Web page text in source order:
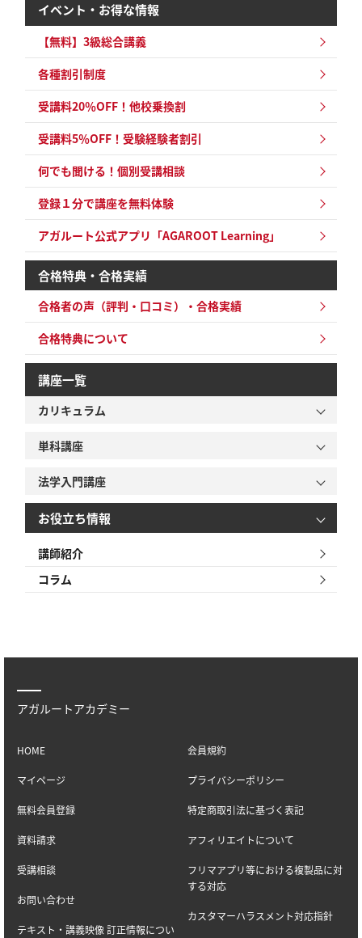
イベント・お得な情報
【無料】3級総合講義
各種割引制度
受講料20％OFF！他校乗換割
受講料5％OFF！ 受験経験者割引
何でも聞ける！個別受講相談
登録１分で講座を無料体験
アガルート公式アプリ「AGAROOT Learning」
合格特典・合格実績
合格者の声（評判・口コミ）・合格実績
合格特典について
講座一覧
カリキュラム
単科講座
法学入門講座
お役立ち情報
講師紹介
コラム
アガルートアカデミー
HOME
マイページ
無料会員登録
資料請求
受講相談
お問い合わせ
テキスト・講義映像 訂正情報につい
会員規約
プライバシーポリシー
特定商取引法に基づく表記
アフィリエイトについて
フリマアプリ等における複製品に対
する対応
カスタマーハラスメント対応指針